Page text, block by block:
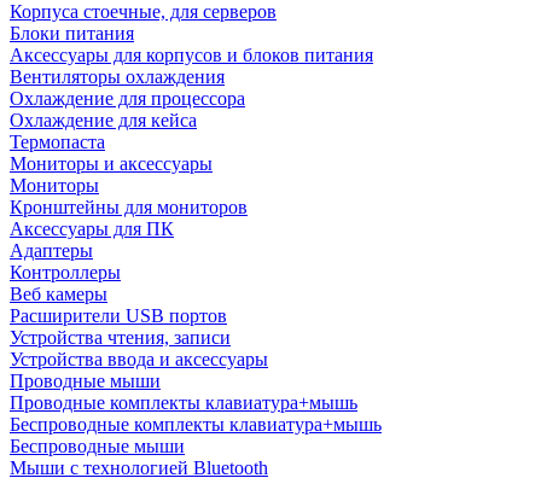
Корпуса стоечные, для серверов
Блоки питания
Аксессуары для корпусов и блоков питания
Вентиляторы охлаждения
Охлаждение для процессора
Охлаждение для кейса
Термопаста
Мониторы и аксессуары
Мониторы
Кронштейны для мониторов
Аксессуары для ПК
Адаптеры
Контроллеры
Веб камеры
Расширители USB портов
Устройства чтения, записи
Устройства ввода и аксессуары
Проводные мыши
Проводные комплекты клавиатура+мышь
Беспроводные комплекты клавиатура+мышь
Беспроводные мыши
Мыши с технологией Bluetooth